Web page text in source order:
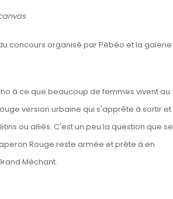
concours organisé par Pébéo et la galerie
à ce que beaucoup de femmes vivent au
version urbaine qui s'apprête à sortir et
ou alliés. C'est un peu la question que se
Rouge reste armée et prête à en
Méchant.